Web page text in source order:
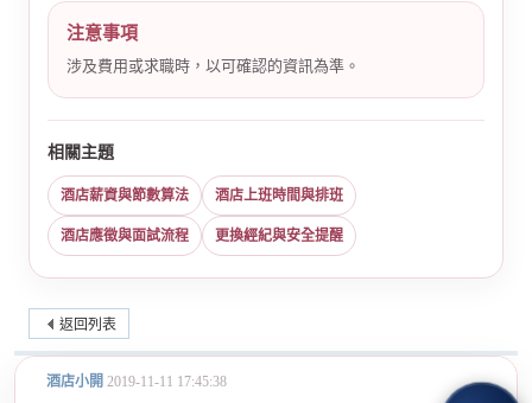
注意事項
涉及費用或求職時，以可確認的資訊為準。
相關主題
酒店薪資與節數算法 酒店上班時間與排班
酒店應徵與面試流程 更換經紀與安全提醒
返回列表
酒店小開 2019-11-11 17:45:38